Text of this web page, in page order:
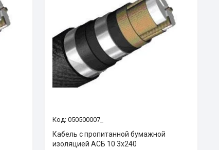
050500007_
Кабель с пропитанной бумажной
изоляцией АСБ 10 3х240